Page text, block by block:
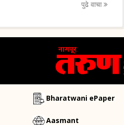
पुढे वाचा
Bharatwani ePaper
Aasmant